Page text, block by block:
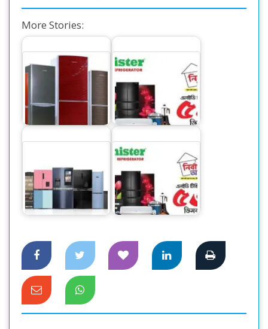
More Stories:
দেশি ফ্রিজে স্বপ্নপূরণ
মিনিস্টারে চলছে
‘নির্বাচনি অফার’, টিভি-
ফ্রিজে ৫৩%…
এআইওটি বেজড সর্বোচ্চ
কনভার্টিবল ও ভিন্ন
ভিন্ন…
মিনিস্টার নিয়ে এলো
‘নির্বাচনী অফার’